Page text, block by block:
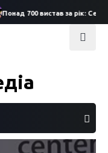
700 вистав за рік: Сергій